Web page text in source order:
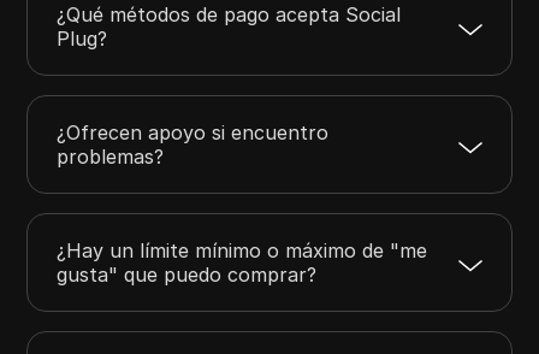
¿Qué métodos de pago acepta Social
Plug?
¿Ofrecen apoyo si encuentro
problemas?
¿Hay un límite mínimo o máximo de "me
gusta" que puedo comprar?